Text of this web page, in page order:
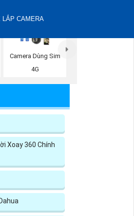
LẮP CAMERA
Camera Dùng Sim
4G
Xoay 360 Chính